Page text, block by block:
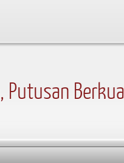
Putusan